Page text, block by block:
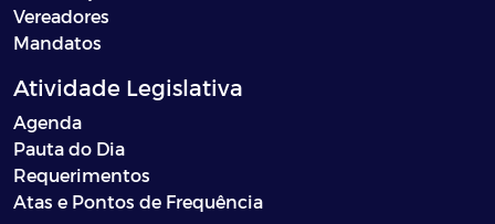
Vereadores
Mandatos
Atividade Legislativa
Agenda
Pauta do Dia
Requerimentos
Atas e Pontos de Frequência